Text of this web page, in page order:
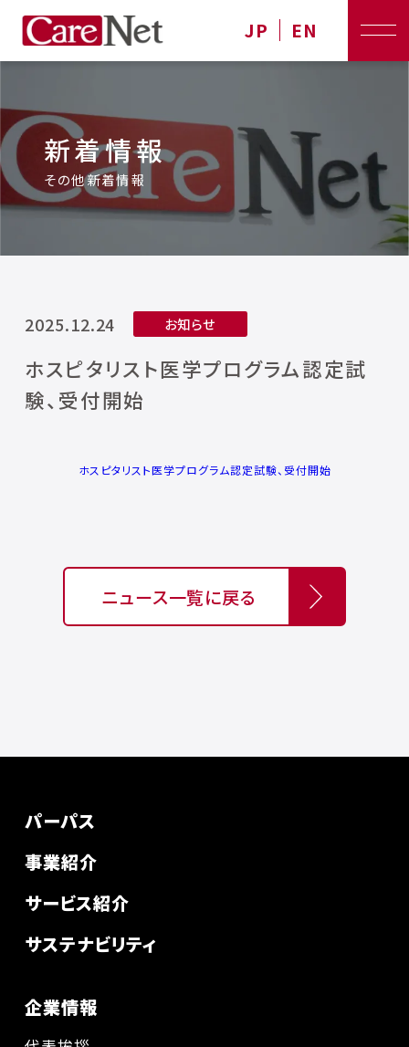
JP EN
新着情報
その他新着情報
2025.12.24 お知らせ
ホスピタリスト医学プログラム認定試
験、受付開始
ホスピタリスト医学プログラム認定試験、受付開始
ニュース一覧に戻る
パーパス
事業紹介
サービス紹介
サステナビリティ
企業情報